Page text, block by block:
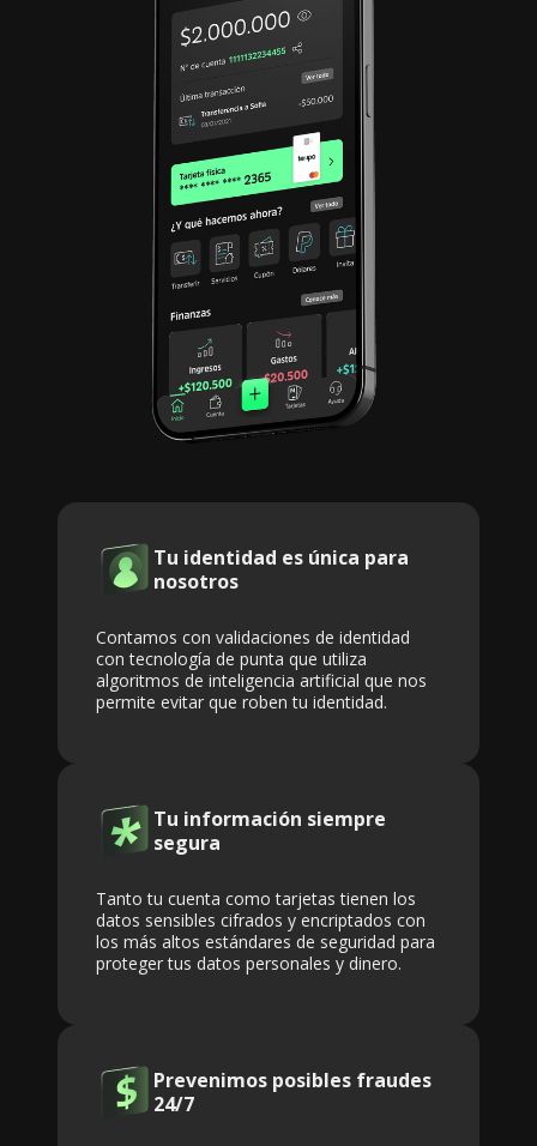
Tu identidad es única para
nosotros
Contamos con validaciones de identidad
con tecnología de punta que utiliza
algoritmos de inteligencia artificial que nos
permite evitar que roben tu identidad.
Tu información siempre
segura
Tanto tu cuenta como tarjetas tienen los
datos sensibles cifrados y encriptados con
los más altos estándares de seguridad para
proteger tus datos personales y dinero.
Prevenimos posibles fraudes
24/7